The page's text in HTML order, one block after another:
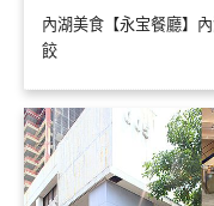
內湖美食【永宝餐廳】
餃